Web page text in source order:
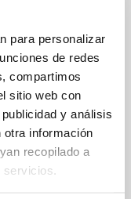
para personalizar
de redes
compartimos
sitio web con
y análisis
otra información
recopilado a
servicios.